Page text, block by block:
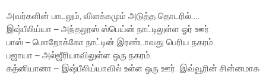
அவர்களின் பாடலும், விளக்கமும் அடுத்த தொடரில்….
இஷ்பீலிய்யா – அந்தலூஸ் ஸ்பெய்ன் நாட்டிலுள்ள ஓர் ஊர்.
பாஸ் – மொறோக்கோ நாட்டின் இரண்டாவது பெரிய நகரம்.
பஜாயா – அல்ஜீரியாவிலுள்ள ஒரு நகரம்.
கத்னியானா – இஷ்பீலிய்யாவில் உள்ள ஒரு ஊர். இவ்வூரின் சின்னமாக